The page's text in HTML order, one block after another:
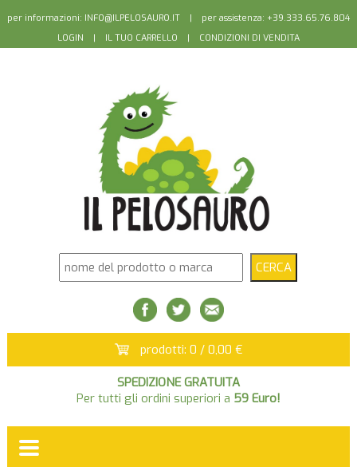
per informazioni: INFO@ILPELOSAURO.IT | per assistenza: +39.333.65.76.804
LOGIN | IL TUO CARRELLO | CONDIZIONI DI VENDITA
prodotti: 0 / 0,00 €
SPEDIZIONE GRATUITA
Per tutti gli ordini superiori a 59 Euro!